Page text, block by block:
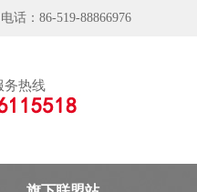
电话：86-519-88866976
务热线